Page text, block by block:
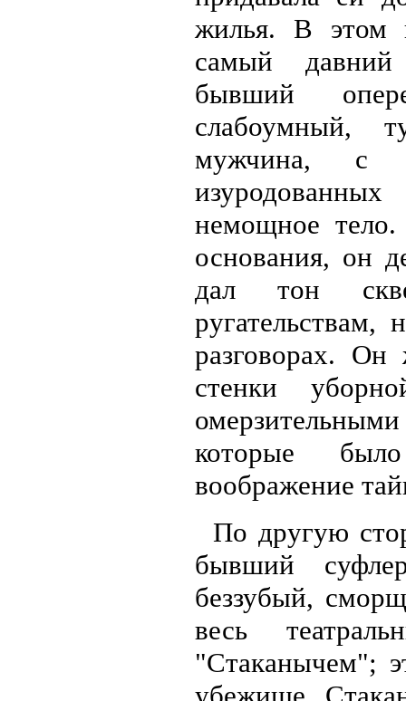
жилья. В этом
самый давний
бывший
слабоумный,
мужчина, с
немощное
основания, он
дал тон
разговорах.
стенки
которые
воображение
По другую
бывший
беззубый,
весь
"Стаканычем";